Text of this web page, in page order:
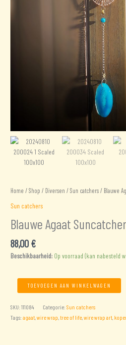
Home /Shop / Diversen /Sun catchers/ Blauwe
Sun catchers
Blauwe Agaat Suncatcher
88,00 €
Beschikbaarheid: Op voorraad (kan nabesteld
Blauwe
Agaat
Suncatcher
aantal
TOEVOEGEN AAN WINKELWAGEN
SKU:111084 Categorie:Sun catchers
Tags:agaat ,wire wrap ,tree of life ,wire wrap art